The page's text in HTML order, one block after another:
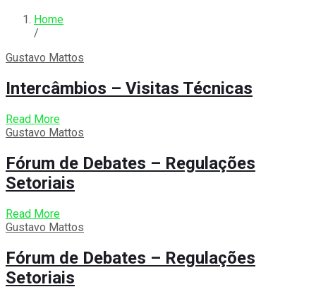
Home
/
Gustavo Mattos
Intercâmbios – Visitas Técnicas
Read More
Gustavo Mattos
Fórum de Debates – Regulações
Setoriais
Read More
Gustavo Mattos
Fórum de Debates – Regulações
Setoriais